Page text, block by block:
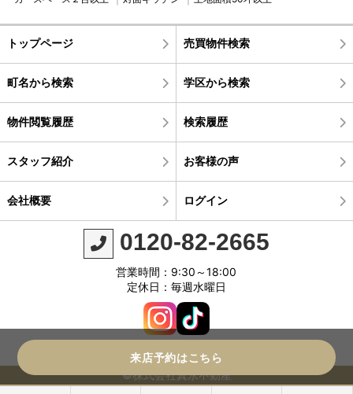
トップページ 売買物件検索
町名から検索 学区から検索
物件閲覧履歴 検索履歴
スタッフ紹介 お客様の声
会社概要 ログイン
0120-82-2665
営業時間：9:30～18:00
定休日：毎週水曜日
©株式会社真永不動産
来店予約はこちら